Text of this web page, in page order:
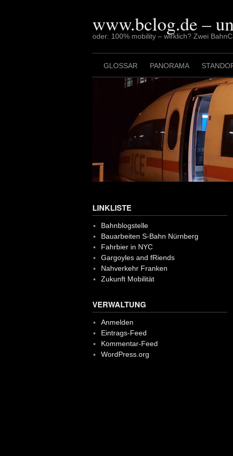
www.bclog.de –
oder: 100% mobility – wirklich? Zwei
GLOSSAR PANORAMA
LINKLISTE
Bahnblogstelle
Bauarbeiten S-Bahn Nürnberg
Fahrbier in NYC
Gargoyles and fRiends
Nahverkehr Franken
Zukunft Mobilität
VERWALTUNG
Anmelden
Eintrags-Feed
Kommentar-Feed
WordPress.org